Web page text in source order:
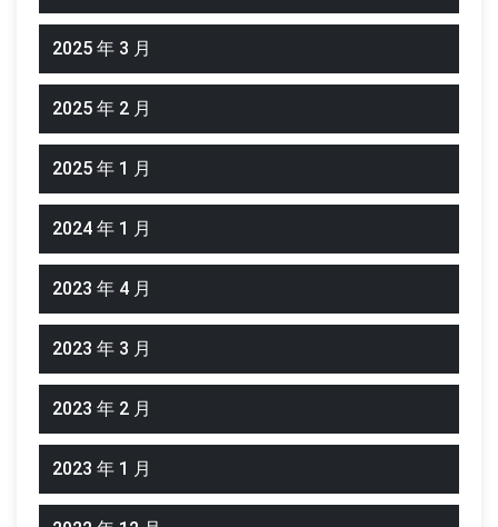
2025 年 3 月
2025 年 2 月
2025 年 1 月
2024 年 1 月
2023 年 4 月
2023 年 3 月
2023 年 2 月
2023 年 1 月